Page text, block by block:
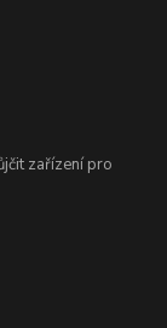
zařízení pro